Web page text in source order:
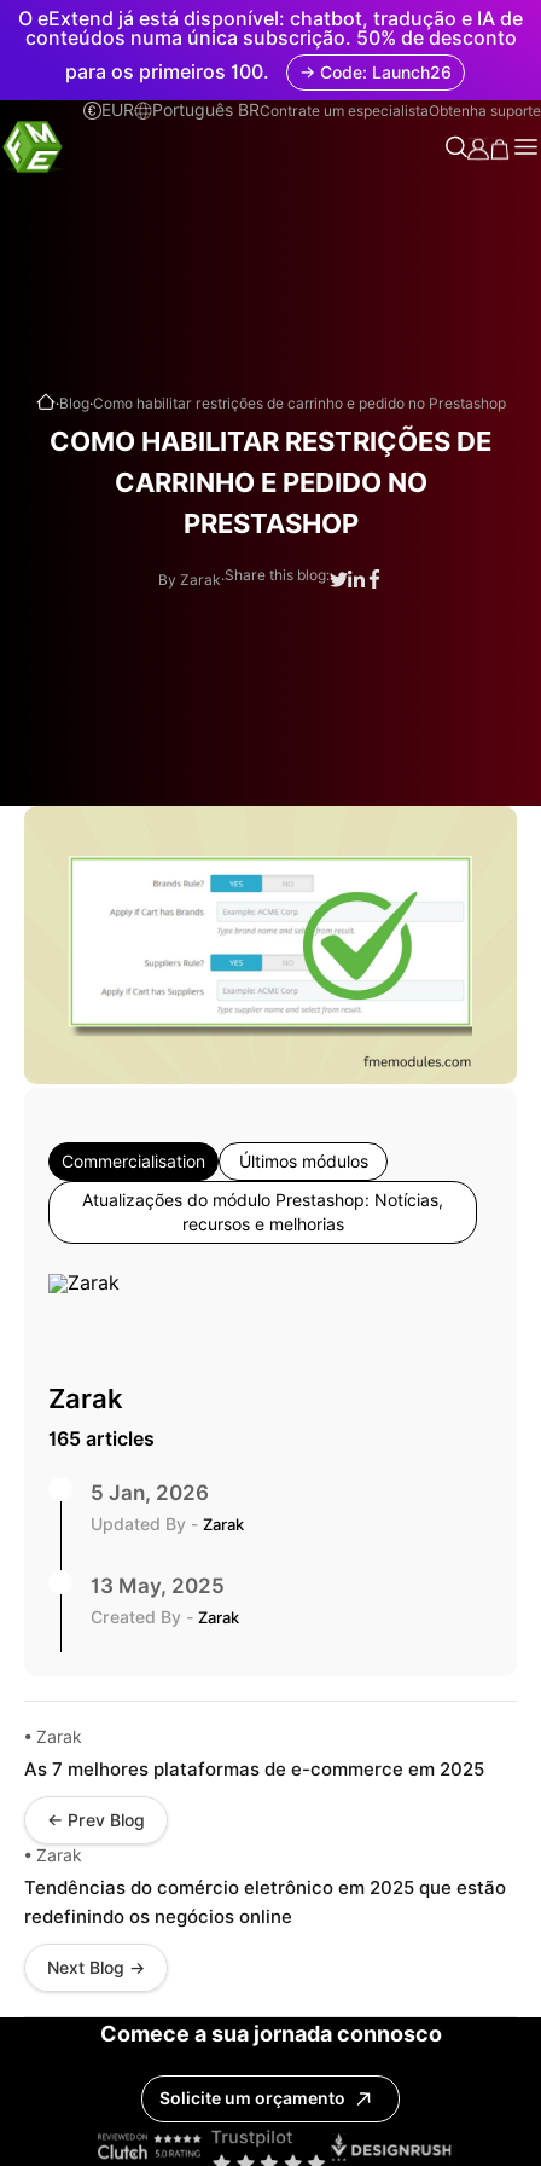
O eExtend já está disponível: chatbot, tradução e IA de
conteúdos numa única subscrição. 50% de desconto
para os primeiros 100.
→ Code: Launch26
EUR
Português BRContrate um especialistaObtenha suporte
.Blog.Como habilitar restrições de carrinho e pedido no Prestashop
COMO HABILITAR RESTRIÇÕES DE
CARRINHO E PEDIDO NO
PRESTASHOP
By Zarak.Share this blog:
Commercialisation
Últimos módulos
Atualizações do módulo Prestashop: Notícias,
recursos e melhorias
Zarak
165 articles
5 Jan, 2026
Updated By - Zarak
13 May, 2025
Created By - Zarak
• Zarak
As 7 melhores plataformas de e-commerce em 2025
← Prev Blog
• Zarak
Tendências do comércio eletrônico em 2025 que estão
redefinindo os negócios online
Next Blog →
Comece a sua jornada connosco
Solicite um orçamento